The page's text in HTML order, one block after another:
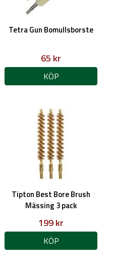
Tetra Gun Bomullsborste
65 kr
KÖP
Tipton Best Bore Brush
Mässing 3 pack
199 kr
KÖP